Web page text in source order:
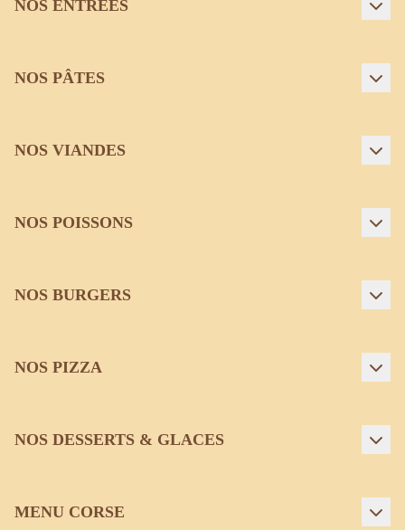
NOS ENTRÉES
NOS PÂTES
NOS VIANDES
NOS POISSONS
NOS BURGERS
NOS PIZZA
NOS DESSERTS & GLACES
MENU CORSE